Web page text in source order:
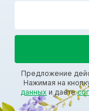
Предложение
Нажимая на
данных и даете